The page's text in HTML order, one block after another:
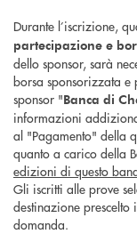
Durante l’iscrizione,
partecipazione e
dello sponsor, sarà
borsa sponsorizzata
sponsor "Banca di
informazioni
al "Pagamento" della
quanto a carico della
edizioni di questo
Gli iscritti alle prove
destinazione
domanda.